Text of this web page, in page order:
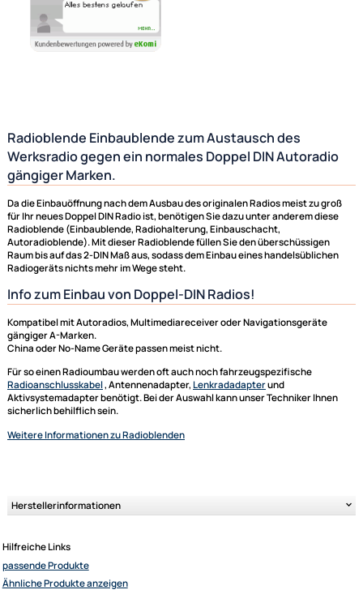
Radioblende Einbaublende zum Austausch des
Werksradio gegen ein normales Doppel DIN
gängiger Marken.
Da die Einbauöffnung nach dem Ausbau des originalen Radios meist zu
Radioblende (Einbaublende, Radiohalterung, Einbauschacht,
Autoradioblende). Mit dieser Radioblende füllen Sie den
Raum bis auf das 2-DIN Maß aus, sodass dem Einbau eines
Radiogeräts nichts mehr im Wege steht.
Info zum Einbau von Doppel-DIN Radios!
China oder No-Name Geräte passen meist nicht.
Radioanschlusskabel
Aktivsystemadapter benötigt. Bei der Auswahl kann unser Techniker
sicherlich behilflich sein.